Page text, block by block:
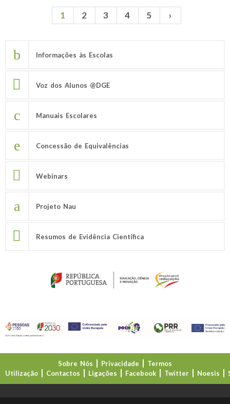
1 2 3 4 5 ›
Informações às Escolas
Voz dos Alunos @DGE
Manuais Escolares
Concessão de Equivalências
Webinars
Projeto Nau
Resumos de Evidência Científica
Sobre Nós Privacidade
Termos
Utilização
Contactos Ligações Facebook Twitter Noesis